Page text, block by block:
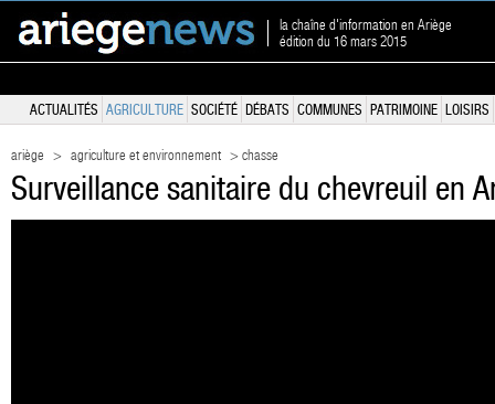
la chaîne d'information en Ariège
édition du 16 mars 2015
ACTUALITÉS AGRICULTURE SOCIÉTÉ DÉBATS COMMUNES PATRIMOINE LOISIRS
ariège > agriculture et environnement > chasse
Surveillance sanitaire du chevreuil en